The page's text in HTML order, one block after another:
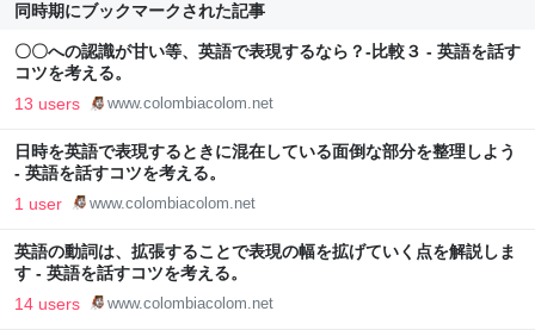
同時期にブックマークされた記事
〇〇への認識が甘い等、英語で表現するなら？-比較３ - 英語を話す
コツを考える。
13 users www.colombiacolom.net
日時を英語で表現するときに混在している面倒な部分を整理しよう
- 英語を話すコツを考える。
1 user www.colombiacolom.net
英語の動詞は、拡張することで表現の幅を拡げていく点を解説しま
す - 英語を話すコツを考える。
14 users www.colombiacolom.net